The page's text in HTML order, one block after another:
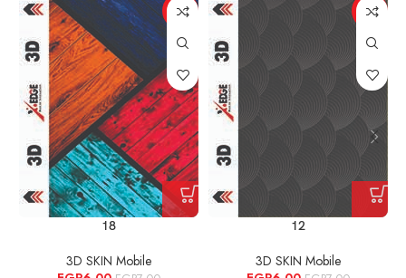
-14%
12
3D SKIN Mobile
-14%
18
3D SKIN Mobile